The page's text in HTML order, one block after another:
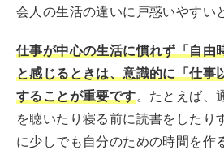
会人の生活の違いに戸惑いやすい
仕事が中心の生活に慣れず「自由
と感じるときは、意識的に「仕事
することが重要です。たとえば、
を聴いたり寝る前に読書をしたり
に少しでも自分のための時間を作